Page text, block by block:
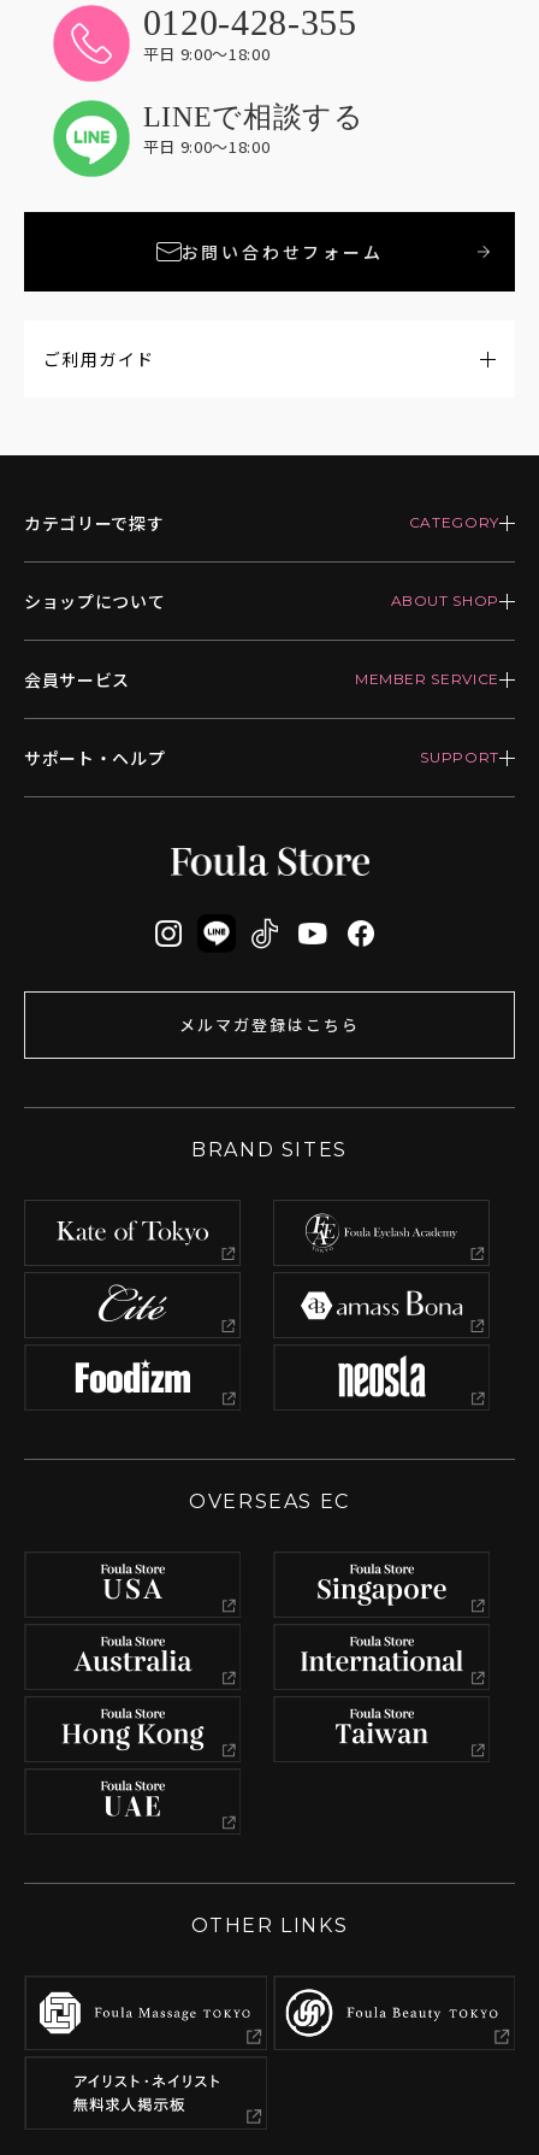
0120-428-355
平日 9:00〜18:00
LINEで相談する
平日 9:00〜18:00
お問い合わせフォーム
ご利用ガイド
カテゴリーで探す
ショップについて
会員サービス
サポート・ヘルプ
メルマガ登録はこちら
BRAND SITES
OVERSEAS EC
OTHER LINKS